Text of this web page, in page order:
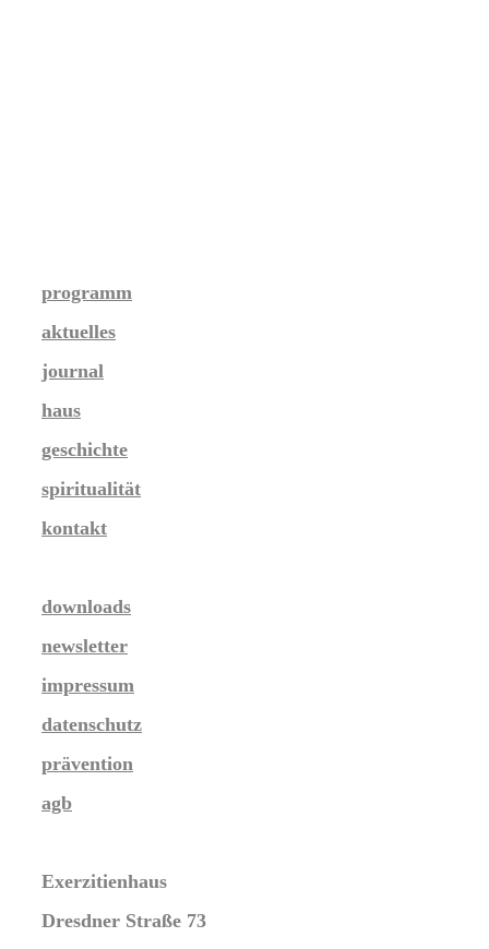
programm
aktuelles
journal
haus
geschichte
spiritualität
kontakt
downloads
newsletter
impressum
datenschutz
prävention
agb
Exerzitienhaus
Dresdner Straße 73